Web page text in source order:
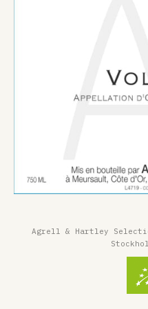
Agrell & Hartley